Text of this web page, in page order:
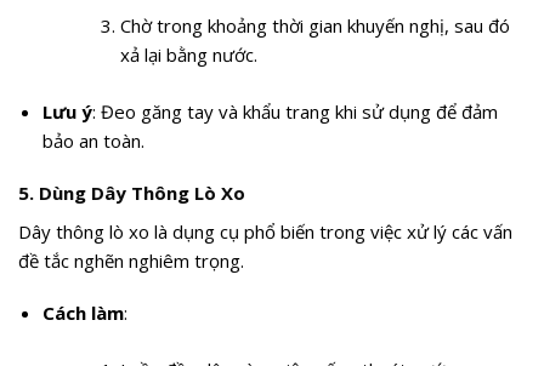
Chờ trong khoảng thời gian khuyến nghị, sau đó
xả lại bằng nước.
Lưu ý: Đeo găng tay và khẩu trang khi sử dụng để đảm
bảo an toàn.
5. Dùng Dây Thông Lò Xo
Dây thông lò xo là dụng cụ phổ biến trong việc xử lý các vấn
đề tắc nghẽn nghiêm trọng.
Cách làm: